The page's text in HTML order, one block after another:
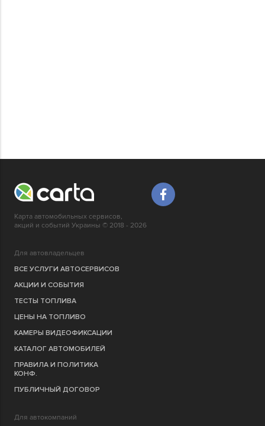
Карта автомобильных сервисов,
акций и событий Украины © 2018 - 2026
Для автовладельцев
ВСЕ УСЛУГИ АВТОСЕРВИСОВ
АКЦИИ И СОБЫТИЯ
ТЕСТЫ ТОПЛИВА
ЦЕНЫ НА ТОПЛИВО
КАМЕРЫ ВИДЕОФИКСАЦИИ
КАТАЛОГ АВТОМОБИЛЕЙ
ПРАВИЛА И ПОЛИТИКА
КОНФ.
ПУБЛИЧНЫЙ ДОГОВОР
Для автокомпаний